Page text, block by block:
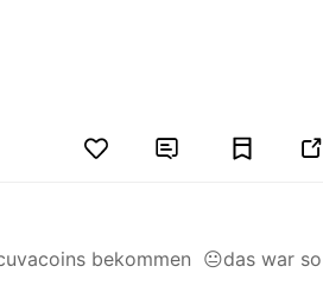
 
bekommen 😐das war so